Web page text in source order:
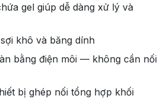
gel giúp dễ dàng xử lý và
khô và băng dính
bằng điện môi — không cần nối
bị ghép nối tổng hợp khối